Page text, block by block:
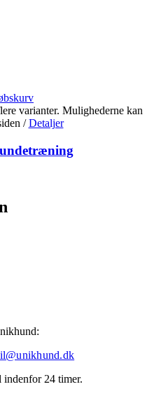
varianter. Mulighederne kan
/ Detaljer
24 timer.